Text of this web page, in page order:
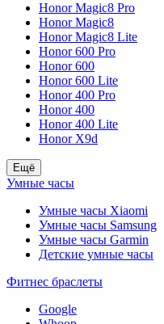
Honor Magic8 Pro
Honor Magic8
Honor Magic8 Lite
Honor 600 Pro
Honor 600
Honor 600 Lite
Honor 400 Pro
Honor 400
Honor 400 Lite
Honor X9d
Ещё
Умные часы
Умные часы Xiaomi
Умные часы Samsung
Умные часы Garmin
Детские умные часы
Фитнес браслеты
Google